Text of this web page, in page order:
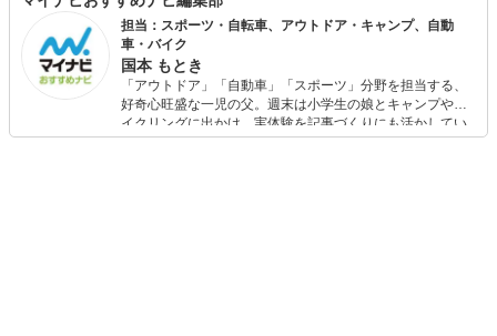
ンマーケットの企画運営からプロダクト開発まで幅広く活
動。山岳部出身、海育ちのテンカラ師。 『BE-PAL』や
『camp hack』、『OCEANS』や『MonoMax』『Fine』と
いったメンズ誌のほか、女性ファッション誌にも参加。
担当：スポーツ・自転車、アウトドア・キャンプ、自動
車・バイク
国本 もとき
「アウトドア」「自動車」「スポーツ」分野を担当する、
好奇心旺盛な一児の父。週末は小学生の娘とキャンプやサ
イクリングに出かけ、実体験を記事づくりにも活かしてい
ます。読者の「知りたい」を分かりやすく届けることをモ